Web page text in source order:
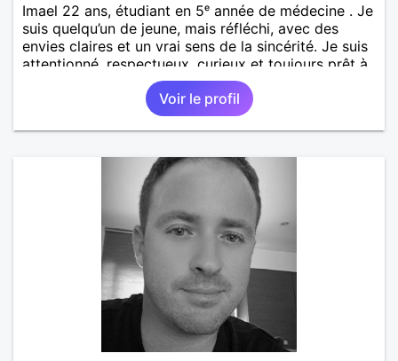
Imael 22 ans, étudiant en 5ᵉ année de médecine . Je
suis quelqu’un de jeune, mais réfléchi, avec des
envies claires et un vrai sens de la sincérité. Je suis
attentionné, respectueux, curieux et toujours prêt à
écouter. J’aime les discussions profondes, les
moments simples qui restent en mémoire, et j’ai un
vrai sens de l’humour qui détend les situations. Je
suis attiré par les femmes mûres, celles qui ont de
naturelle. J’admire leur force tranquille, leur capacité
à aimer avec sincérité, et ce charme que seule la
maturité sait donner. Je cherche une relation basée
sur la complicité, le respect et la vraie connexion,
sans faux-semblants.
Voir le profil